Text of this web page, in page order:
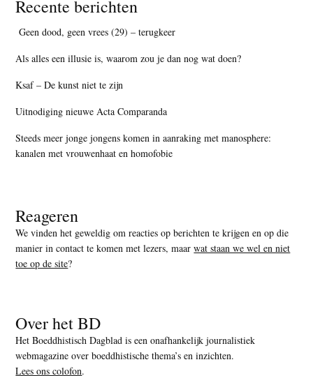
Recente berichten
Geen dood, geen vrees (29) – terugkeer
Als alles een illusie is, waarom zou je dan nog wat doen?
Ksaf – De kunst niet te zijn
Uitnodiging nieuwe Acta Comparanda
Steeds meer jonge jongens komen in aanraking met manosphere:
kanalen met vrouwenhaat en homofobie
Reageren
We vinden het geweldig om reacties op berichten te krijgen en op die
manier in contact te komen met lezers, maarwat staan we wel en niet
toe op de site?
Over het BD
Het Boeddhistisch Dagblad is een onafhankelijk journalistiek
webmagazine over boeddhistische thema’s en inzichten.
Lees ons colofon.